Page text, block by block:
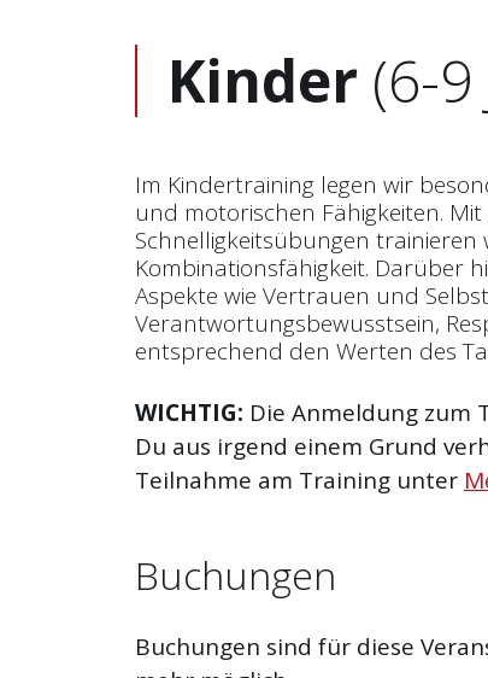
Kinder (6-9
Im Kindertraining legen wir
und motorischen Fähigkeiten.
Schnelligkeitsübungen
Kombinationsfähigkeit. Darüber
Aspekte wie Vertrauen und
Verantwortungsbewusstsein,
entsprechend den Werten des
WICHTIG: Die Anmeldung zum
Du aus irgend einem Grund
Teilnahme am Training unter
Buchungen
Buchungen sind für diese